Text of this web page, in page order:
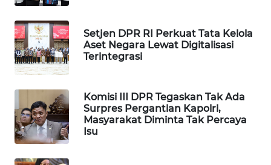
Setjen DPR RI Perkuat Tata Kelola
Aset Negara Lewat Digitalisasi
Terintegrasi
Komisi III DPR Tegaskan Tak Ada
Surpres Pergantian Kapolri,
Masyarakat Diminta Tak Percaya
Isu
Wahana
Network
KONSUMEN
LISTRIK
MASYARAKAT
KELISTRIKAN
WALINKI